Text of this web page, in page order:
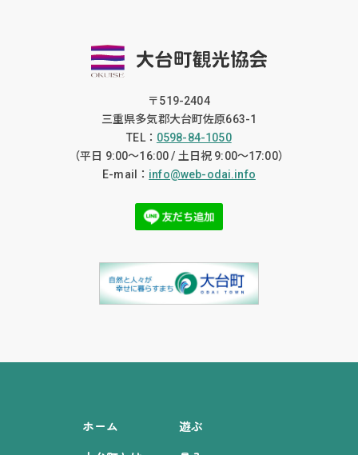
〒519-2404
三重県多気郡大台町佐原663-1
TEL： 0598-84-1050
（平日 9:00〜16:00 / 土日祝 9:00〜17:00）
E-mail： info@web-odai.info
ホーム
遊ぶ